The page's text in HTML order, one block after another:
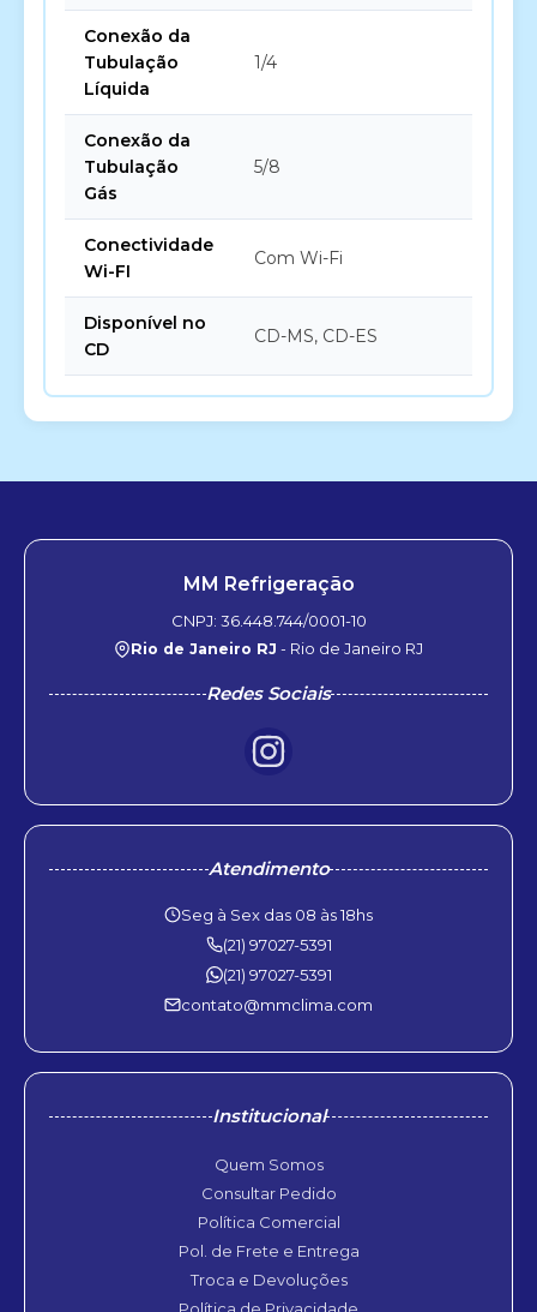
Conexão da
Tubulação
Líquida
1/4
Conexão da
Tubulação
Gás
5/8
Conectividade
Wi-FI
Com Wi-Fi
Disponível no
CD
CD-MS, CD-ES
MM Refrigeração
CNPJ: 36.448.744/0001-10
Rio de Janeiro RJ - Rio de Janeiro RJ
Redes Sociais
Atendimento
Seg à Sex das 08 às 18hs
(21) 97027-5391
(21) 97027-5391
contato@mmclima.com
Institucional
Quem Somos
Consultar Pedido
Política Comercial
Pol. de Frete e Entrega
Troca e Devoluções